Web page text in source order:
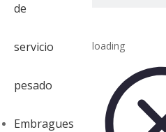
de
servicio
pesado
Embragues
loading